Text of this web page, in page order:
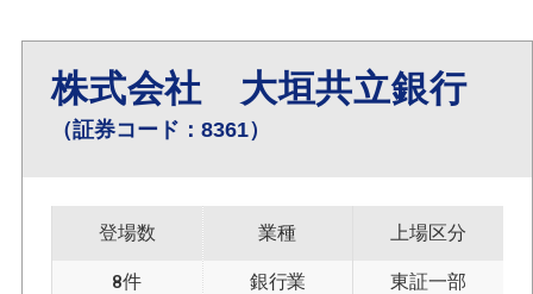
株式会社 大垣共立銀行
（証券コード：8361）
登場数
8件
業種
銀行業
上場区分
東証一部